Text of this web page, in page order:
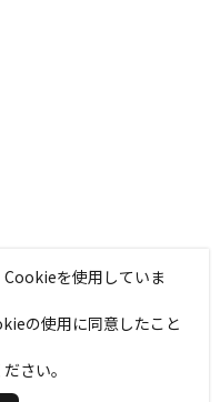
を使用していま
の使用に同意したこと
さい。